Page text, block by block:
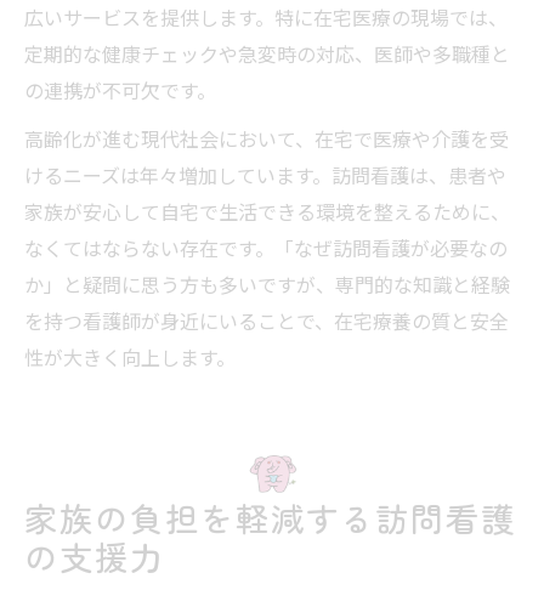
広いサービスを提供します。特に在宅医療の現場では、
定期的な健康チェックや急変時の対応、医師や多職種と
の連携が不可欠です。
高齢化が進む現代社会において、在宅で医療や介護を受
けるニーズは年々増加しています。訪問看護は、患者や
家族が安心して自宅で生活できる環境を整えるために、
なくてはならない存在です。「なぜ訪問看護が必要なの
か」と疑問に思う方も多いですが、専門的な知識と経験
を持つ看護師が身近にいることで、在宅療養の質と安全
性が大きく向上します。
家族の負担を軽減する訪問看護
の支援力